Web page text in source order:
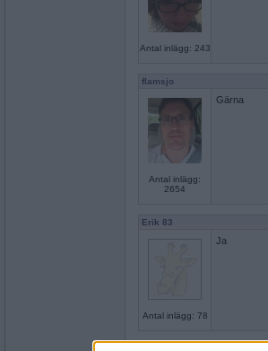
Antal inlägg: 243
flamsjo
Antal inlägg:
2654
Gärna
Erik 83
Antal inlägg: 78
Ja